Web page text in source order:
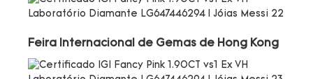
Feira Internacional de Gemas de Hong Kong